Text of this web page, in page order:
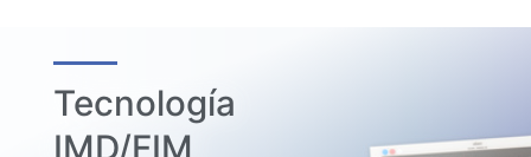
Tecnología
IMD/FIM